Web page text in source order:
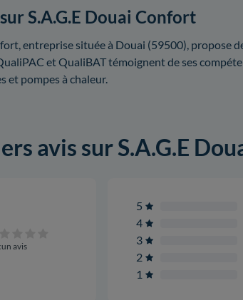
S.A.G.E Douai Confort
entreprise située à Douai (59500), propose
et QualiBAT témoignent de ses
et pompes à chaleur.
avis sur S.A.G.E
avis
5
4
3
2
1